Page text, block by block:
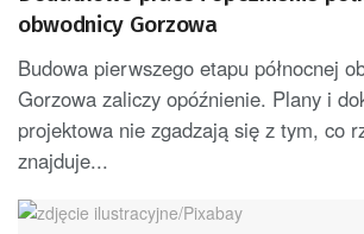
obwodnicy Gorzowa
Budowa pierwszego etapu północnej
Gorzowa zaliczy opóźnienie. Plany i
projektowa nie zgadzają się z tym, co
znajduje...